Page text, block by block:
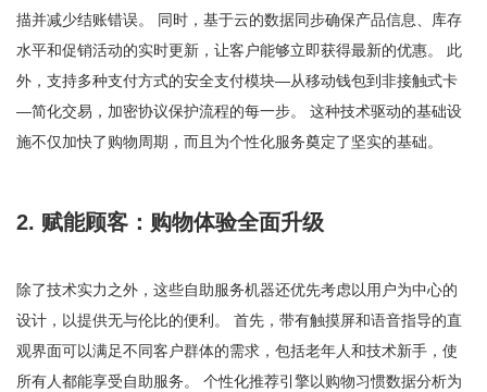
描并减少结账错误。 同时，基于云的数据同步确保产品信息、库存
水平和促销活动的实时更新，让客户能够立即获得最新的优惠。 此
外，支持多种支付方式的安全支付模块—从移动钱包到非接触式卡
—简化交易，加密协议保护流程的每一步。 这种技术驱动的基础设
施不仅加快了购物周期，而且为个性化服务奠定了坚实的基础。
2. 赋能顾客：购物体验全面升级
除了技术实力之外，这些自助服务机器还优先考虑以用户为中心的
设计，以提供无与伦比的便利。 首先，带有触摸屏和语音指导的直
观界面可以满足不同客户群体的需求，包括老年人和技术新手，使
所有人都能享受自助服务。 个性化推荐引擎以购物习惯数据分析为